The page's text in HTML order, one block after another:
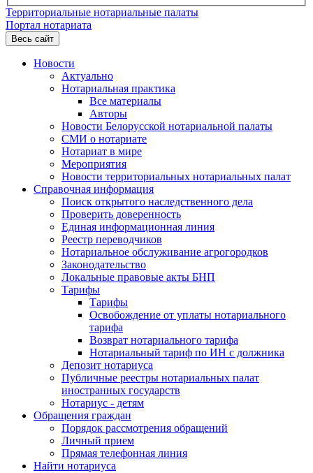
Территориальные нотариальные палаты
Портал нотариата
Весь сайт
Новости
Актуально
Нотариальная практика
Все материалы
Авторы
Новости Белорусской нотариальной палаты
СМИ о нотариате
Нотариат в мире
Мероприятия
Новости территориальных нотариальных палат
Справочная информация
Поиск открытого наследственного дела
Проверить доверенность
Единая информационная линия
Реестр переводчиков
Нотариальное обслуживание агрогородков
Законодательство
Локальные правовые акты БНП
Тарифы
Тарифы
Освобождение от уплаты нотариального
тарифа
Возврат нотариального тарифа
Нотариальный тариф по ИН с должника
Депозит нотариуса
Публичные реестры нотариальных палат
иностранных государств
Нотариус - детям
Обращения граждан
Порядок рассмотрения обращений
Личный прием
Прямая телефонная линия
Найти нотариуса